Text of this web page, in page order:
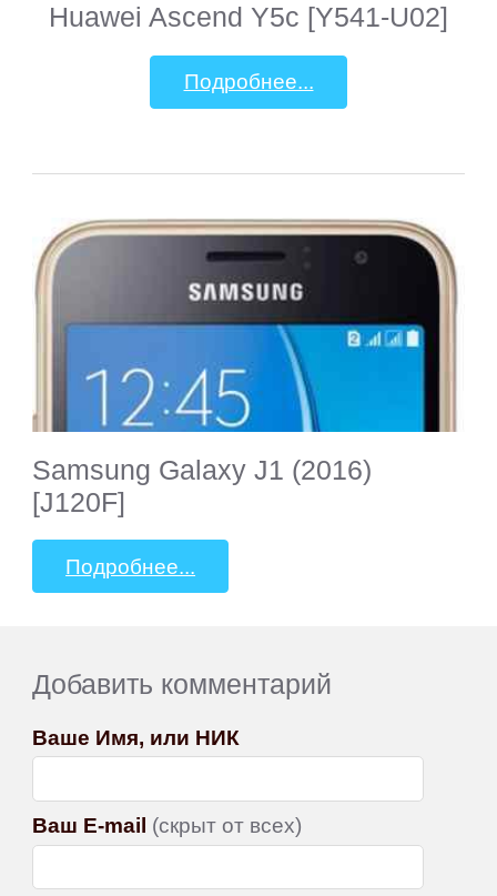
Huawei Ascend Y5c [Y541-U02]
Подробнее...
Samsung Galaxy J1 (2016)
[J120F]
Подробнее...
Добавить комментарий
Ваше Имя, или НИК
Ваш E-mail (скрыт от всех)